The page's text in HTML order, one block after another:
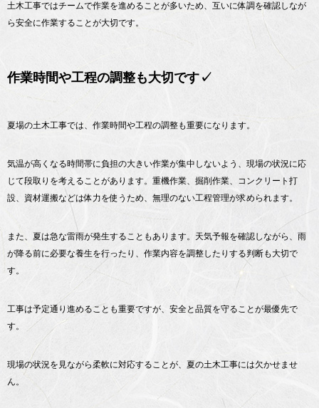
土木工事ではチームで作業を進めることが多いため、互いに体調を確認しなが
ら安全に作業することが大切です。
作業時間や工程の調整も大切です✓
夏場の土木工事では、作業時間や工程の調整も重要になります。
気温が高くなる時間帯に負担の大きい作業が集中しないよう、現場の状況に応
じて段取りを考えることがあります。重機作業、掘削作業、コンクリート打
設、資材運搬などは体力を使うため、無理のない工程管理が求められます。
また、夏は急な雷雨が発生することもあります。天気予報を確認しながら、雨
が降る前に必要な養生を行ったり、作業内容を調整したりする判断も大切で
す。
工事は予定通り進めることも重要ですが、安全と品質を守ることが最優先で
す。
現場の状況を見ながら柔軟に対応することが、夏の土木工事には欠かせませ
ん。